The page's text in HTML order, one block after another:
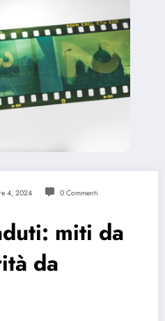
4, 2024 0 Commenti
miti da
da